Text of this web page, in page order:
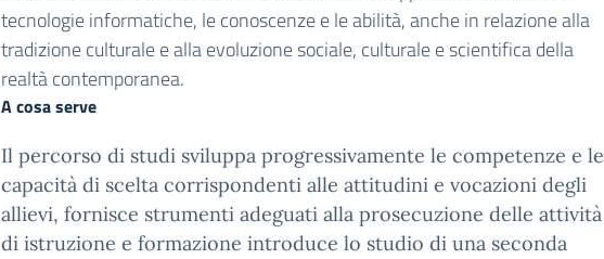
tecnologie informatiche, le conoscenze e le abilità, anche in relazione alla
tradizione culturale e alla evoluzione sociale, culturale e scientifica della
realtà contemporanea.
A cosa serve
Il percorso di studi sviluppa progressivamente le competenze e le
capacità di scelta corrispondenti alle attitudini e vocazioni degli
allievi, fornisce strumenti adeguati alla prosecuzione delle attività
di istruzione e formazione introduce lo studio di una seconda